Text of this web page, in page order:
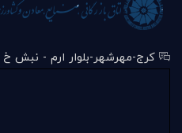
کرج-مهرشهر-بلوار ارم - نبش خ 100 غربی - ساختمان آناهیتا